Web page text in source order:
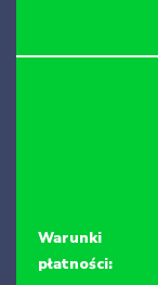
Warunki
płatności: